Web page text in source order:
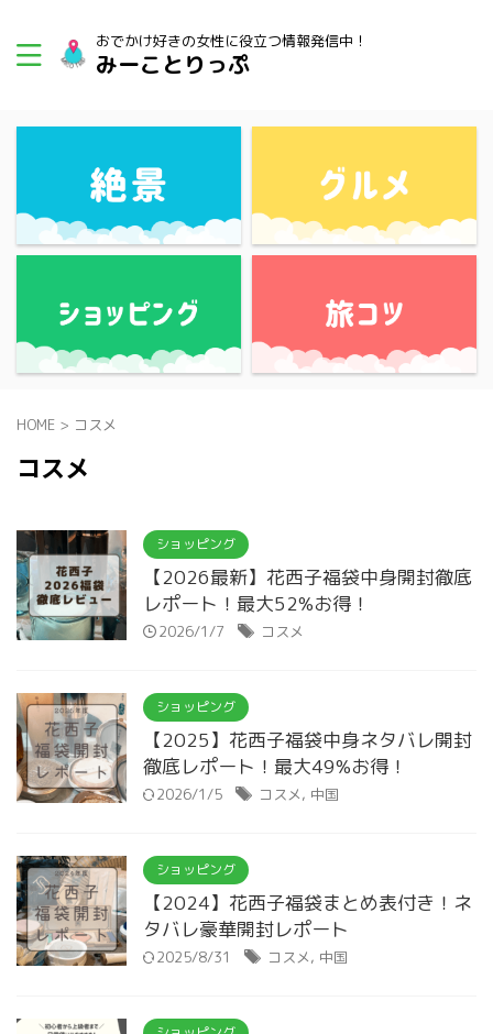
おでかけ好きの女性に役立つ情報発信中！
みーことりっぷ
HOME > コスメ
コスメ
ショッピング
【2026最新】花西子福袋中身開封徹底
レポート！最大52%お得！
2026/1/7 コスメ
ショッピング
【2025】花西子福袋中身ネタバレ開封
徹底レポート！最大49%お得！
2026/1/5 コスメ, 中国
ショッピング
【2024】花西子福袋まとめ表付き！ネ
タバレ豪華開封レポート
2025/8/31 コスメ, 中国